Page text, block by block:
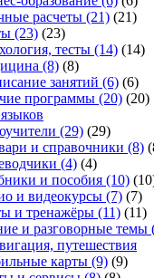
расчеты (21) (21)
(23) (23)
тесты (14) (14)
(8) (8)
занятий (6) (6)
программы (20) (20)
(29) (29)
и справочники (8)
(4) (4)
и пособия (10)
и видеокурсы (7) (7)
и тренажёры (11) (11)
и разговорные темы
путешествия
карты (9) (9)